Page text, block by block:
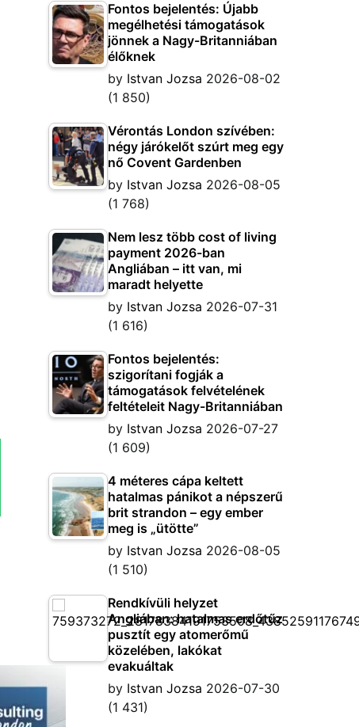
Fontos bejelentés: Újabb
megélhetési támogatások
jönnek a Nagy-Britanniában
élőknek
by Istvan Jozsa 2026-08-02
(1 850)
Vérontás London szívében:
négy járókelőt szúrt meg egy
nő Covent Gardenben
by Istvan Jozsa 2026-08-05
(1 768)
Nem lesz több cost of living
payment 2026-ban
Angliában – itt van, mi
maradt helyette
by Istvan Jozsa 2026-07-31
(1 616)
Fontos bejelentés:
szigorítani fogják a
támogatások felvételének
feltételeit Nagy-Britanniában
by Istvan Jozsa 2026-07-27
(1 609)
4 méteres cápa keltett
hatalmas pánikot a népszerű
brit strandon – egy ember
meg is „ütötte”
by Istvan Jozsa 2026-08-05
(1 510)
Rendkívüli helyzet
Angliában: hatalmas erdőtűz
pusztít egy atomerőmű
közelében, lakókat
evakuáltak
by Istvan Jozsa 2026-07-30
(1 431)